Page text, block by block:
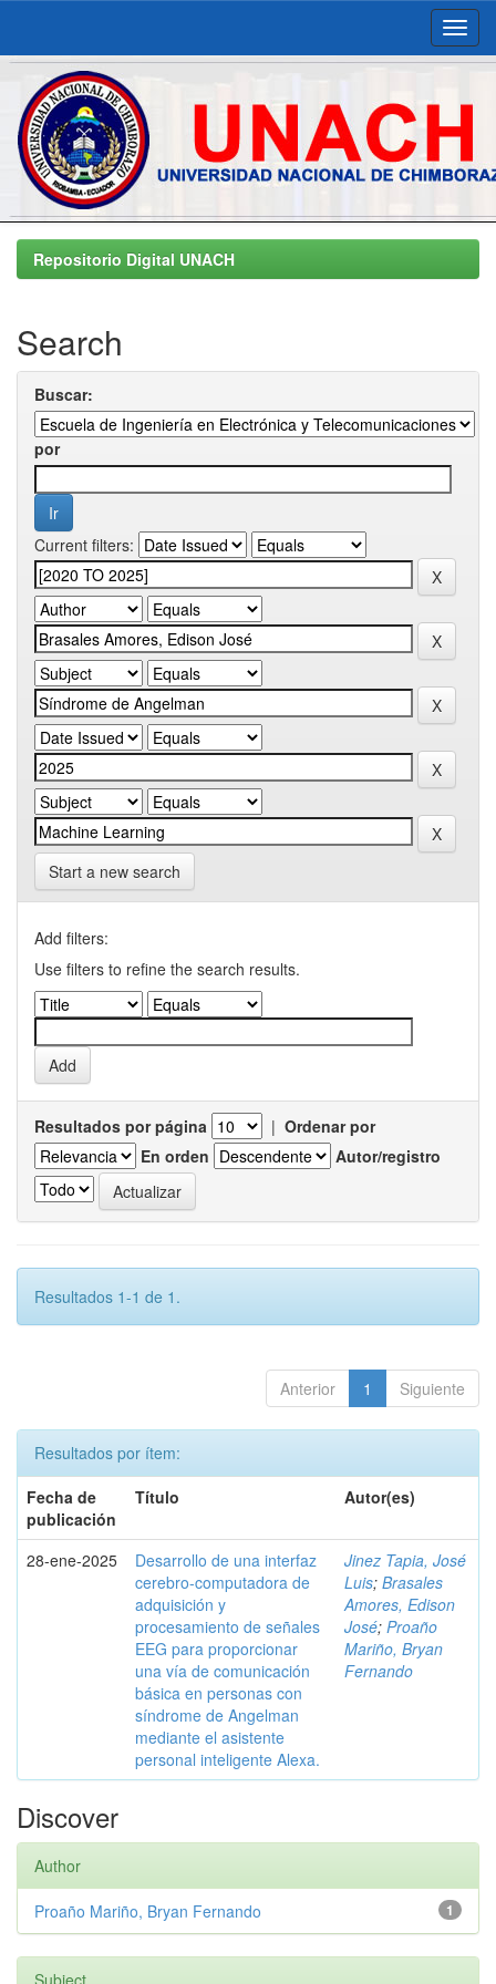
Skip
navigationRepositorio Digital UNACH
Search
Buscar:
por
Current filters:
Start a new search
Add filters:
Use filters to refine the search results.
Resultados por página | Ordenar por
En orden
Autor/registro
Resultados 1-1 de 1.
Anterior 1 Siguiente
Resultados por ítem:
Fecha de
publicación
Título Autor(es)
28-ene-2025
Desarrollo de una interfaz
cerebro-computadora de
adquisición y
procesamiento de señales
EEG para proporcionar
una vía de comunicación
básica en personas con
síndrome de Angelman
mediante el asistente
personal inteligente Alexa.
Jinez Tapia, José
Luis; Brasales
Amores, Edison
José; Proaño
Mariño, Bryan
Fernando
Discover
Author
1
Proaño Mariño, Bryan Fernando
Subject